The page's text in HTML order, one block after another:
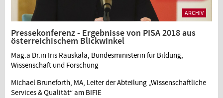
ARCHIV
Pressekonferenz - Ergebnisse von PISA 2018 aus
österreichischem Blickwinkel
Mag.a Dr.in Iris Rauskala, Bundesministerin für Bildung,
Wissenschaft und Forschung
Michael Bruneforth, MA, Leiter der Abteilung „Wissenschaftliche
Services & Qualität“ am BIFIE